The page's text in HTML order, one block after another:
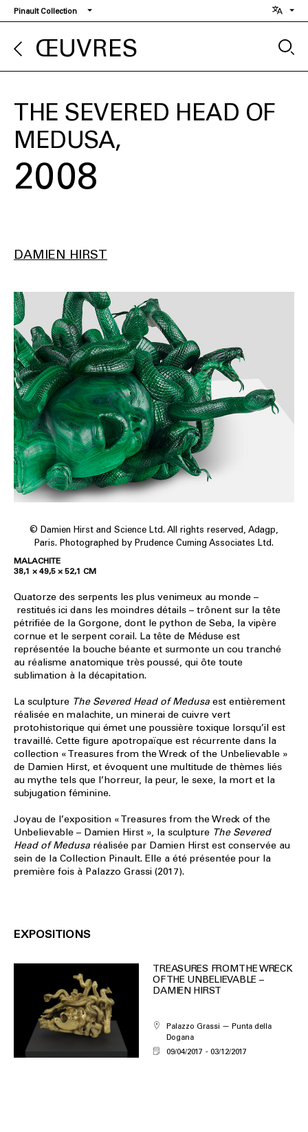
Aller
au
contenu
principal
Pinault Collection
ŒUVRES
THE SEVERED HEAD OF
MEDUSA
2008
DAMIEN HIRST
© Damien Hirst and Science Ltd. All rights reserved, Adagp,
Paris. Photographed by Prudence Cuming Associates Ltd.
MALACHITE
38,1 × 49,5 × 52,1 CM
Quatorze des serpents les plus venimeux au monde –
restitués ici dans les moindres détails – trônent sur la tête
pétrifiée de la Gorgone, dont le python de Seba, la vipère
cornue et le serpent corail. La tête de Méduse est
représentée la bouche béante et surmonte un cou tranché
au réalisme anatomique très poussé, qui ôte toute
sublimation à la décapitation.
La sculpture The Severed Head of Medusa est entièrement
réalisée en malachite, un minerai de cuivre vert
protohistorique qui émet une poussière toxique lorsqu’il est
travaillé. Cette figure apotropaïque est récurrente dans la
collection « Treasures from the Wreck of the Unbelievable »
de Damien Hirst, et évoquent une multitude de thèmes liés
au mythe tels que l’horreur, la peur, le sexe, la mort et la
subjugation féminine.
Joyau de l’exposition « Treasures from the Wreck of the
Unbelievable – Damien Hirst », la sculpture The Severed
Head of Medusa réalisée par Damien Hirst est conservée au
sein de la Collection Pinault. Elle a été présentée pour la
première fois à Palazzo Grassi (2017).
EXPOSITIONS
TREASURES FROM THE WRECK
OF THE UNBELIEVABLE –
DAMIEN HIRST
Palazzo Grassi — Punta della
Dogana
09/04/2017
03/12/2017